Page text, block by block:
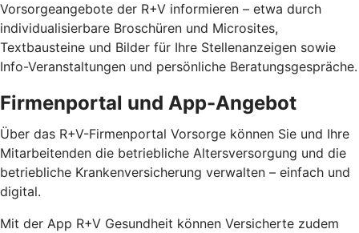
Vorsorgeangebote der R+V informieren – etwa durch
individualisierbare Broschüren und Microsites,
Textbausteine und Bilder für Ihre Stellenanzeigen sowie
Info-Veranstaltungen und persönliche Beratungsgespräche.
Firmenportal und App-Angebot
Über das R+V-Firmenportal Vorsorge können Sie und Ihre
Mitarbeitenden die betriebliche Altersversorgung und die
betriebliche Krankenversicherung verwalten – einfach und
digital.
Mit der App R+V Gesundheit können Versicherte zudem